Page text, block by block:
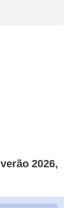
2026,